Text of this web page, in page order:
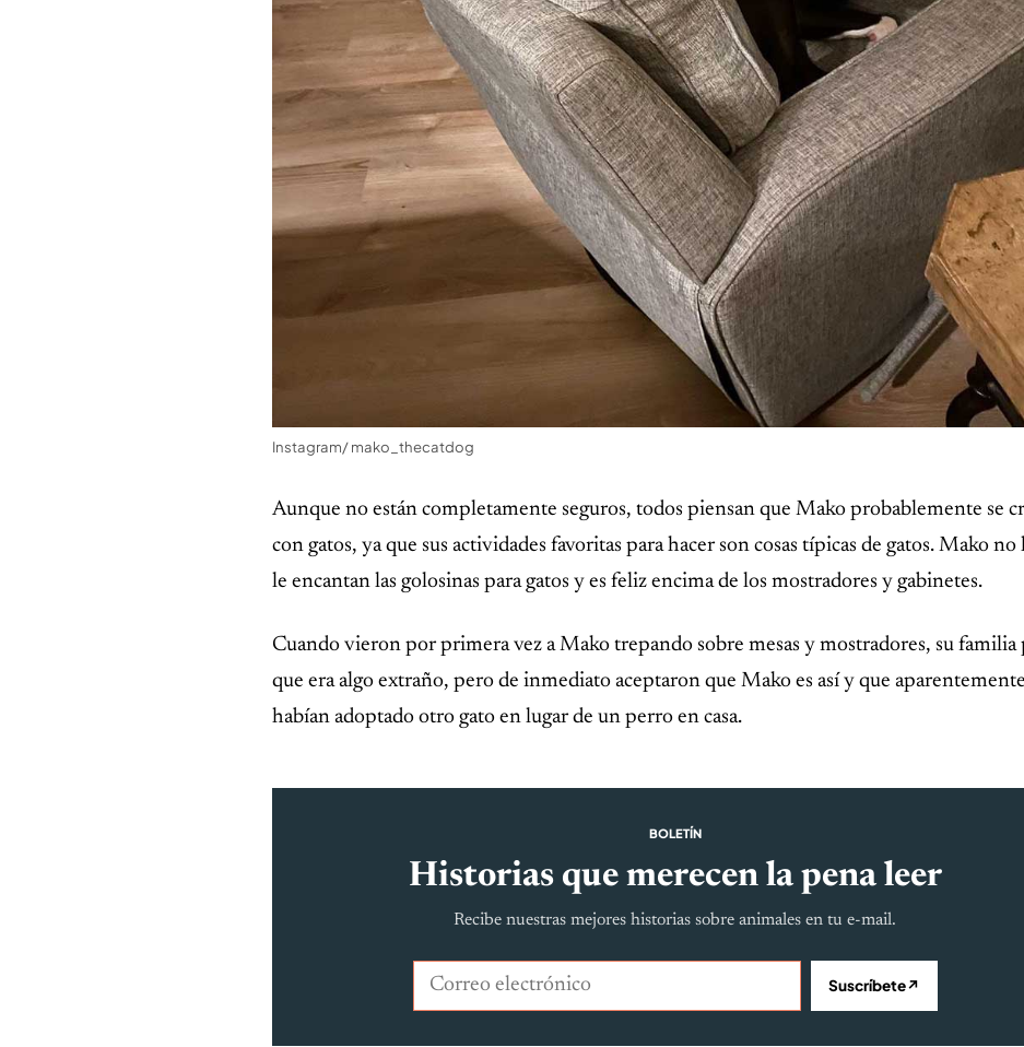
Instagram/ mako_thecatdog
Aunque no están completamente seguros, todos piensan que Mako probablemente se
con gatos, ya que sus actividades favoritas para hacer son cosas típicas de gatos. Mako no
le encantan las golosinas para gatos y es feliz encima de los mostradores y gabinetes.
Cuando vieron por primera vez a Mako trepando sobre mesas y mostradores, su familia
que era algo extraño, pero de inmediato aceptaron que Mako es así y que aparentemente
habían adoptado otro gato en lugar de un perro en casa.
BOLETÍN
Historias que merecen la pena leer
Recibe nuestras mejores historias sobre animales en tu e-mail.
Correo electrónico Suscríbete↗